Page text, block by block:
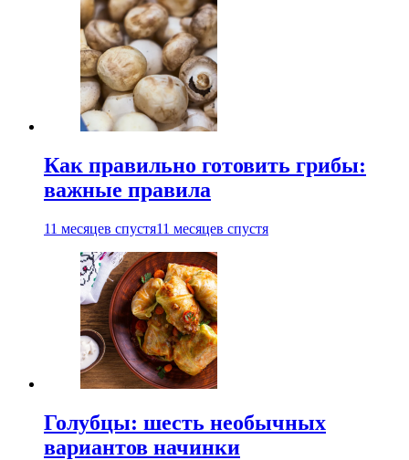
Как правильно готовить грибы:
важные правила
11 месяцев спустя11 месяцев спустя
Голубцы: шесть необычных
вариантов начинки